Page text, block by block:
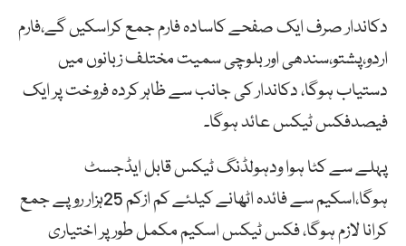
دکاندار صرف ایک صفحے کاسادہ فارم جمع کراسکیں گے،فارم
اردو،پشتو،سندھی اور بلوچی سمیت مختلف زبانوں میں
دستیاب ہوگا، دکاندار کی جانب سے ظاہر کردہ فروخت پر ایک
فیصدفکس ٹیکس عائد ہوگا۔
پہلے سے کٹا ہوا ودہولڈنگ ٹیکس قابل ایڈجسٹ
ہوگا،اسکیم سے فائدہ اٹھانے کیلئے کم ازکم 25ہزار روپے جمع
کرانا لازم ہوگا، فکس ٹیکس اسکیم مکمل طور پر اختیاری